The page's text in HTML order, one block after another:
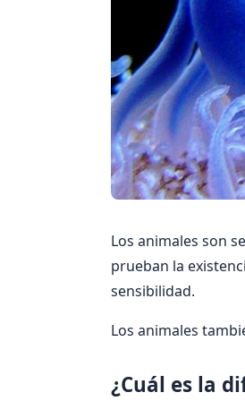
Los animales son
prueban la
sensibilidad.
Los animales
¿Cuál es la